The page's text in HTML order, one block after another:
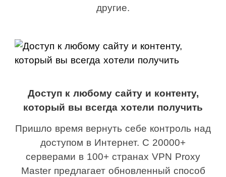
другие.
Доступ к любому сайту и контенту,
который вы всегда хотели получить
Пришло время вернуть себе контроль над
доступом в Интернет. С 20000+
серверами в 100+ странах VPN Proxy
Master предлагает обновленный способ